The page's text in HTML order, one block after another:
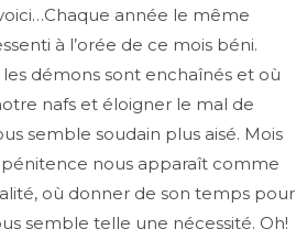
année le même
à l’orée de ce mois béni.
les démons sont enchaînés et où
nafs et éloigner le mal de
semble soudain plus aisé. Mois
nous apparaît comme
où donner de son temps pour
semble telle une nécessité. Oh!